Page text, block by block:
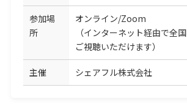
参加場
所
オンライン/Zoom
（インターネット経由で全
ご視聴いただけます）
主催 シェアフル株式会社